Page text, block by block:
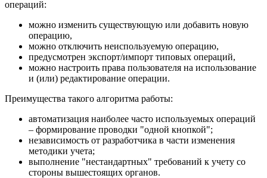
операций:
можно изменить существующую или добавить новую
операцию,
можно отключить неиспользуемую операцию,
предусмотрен экспорт/импорт типовых операций,
можно настроить права пользователя на использование
и (или) редактирование операции.
Преимущества такого алгоритма работы:
автоматизация наиболее часто используемых операций
– формирование проводки "одной кнопкой";
независимость от разработчика в части изменения
методики учета;
выполнение "нестандартных" требований к учету со
стороны вышестоящих органов.